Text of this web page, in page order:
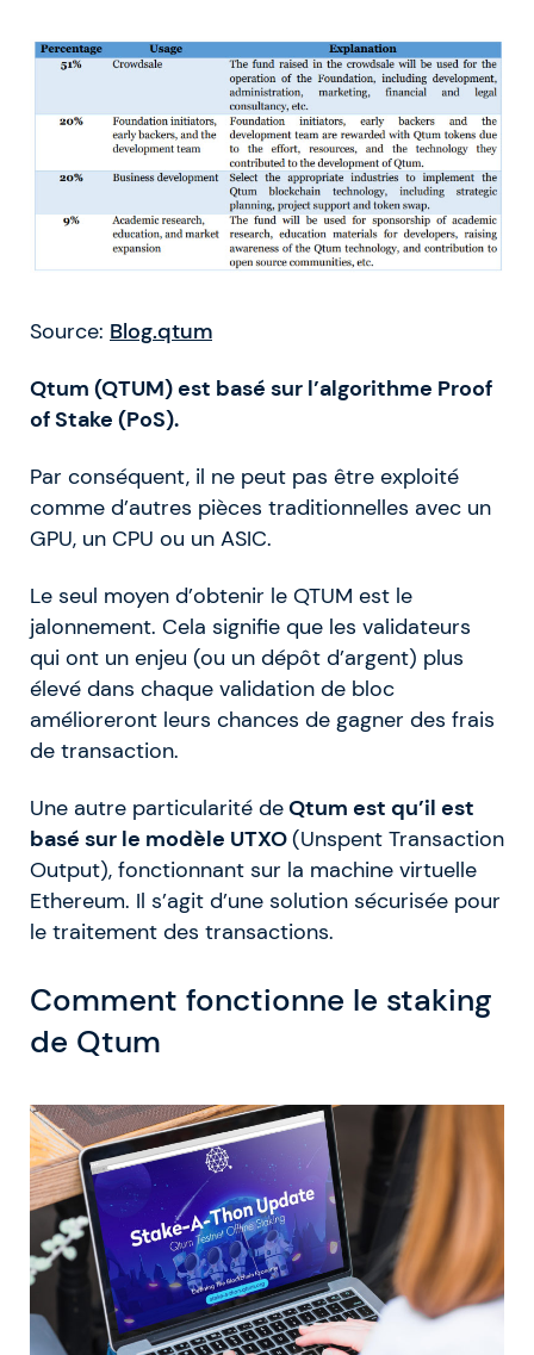
Source: Blog.qtum
Qtum (QTUM) est basé sur l’algorithme Proof
of Stake (PoS).
Par conséquent, il ne peut pas être exploité
comme d’autres pièces traditionnelles avec un
GPU, un CPU ou un ASIC.
Le seul moyen d’obtenir le QTUM est le
jalonnement. Cela signifie que les validateurs
qui ont un enjeu (ou un dépôt d’argent) plus
élevé dans chaque validation de bloc
amélioreront leurs chances de gagner des frais
de transaction.
Une autre particularité deQtum est qu’il est
basé sur le modèle UTXO(Unspent Transaction
Output), fonctionnant sur la machine virtuelle
Ethereum. Il s’agit d’une solution sécurisée pour
le traitement des transactions.
Comment fonctionne le staking
de Qtum